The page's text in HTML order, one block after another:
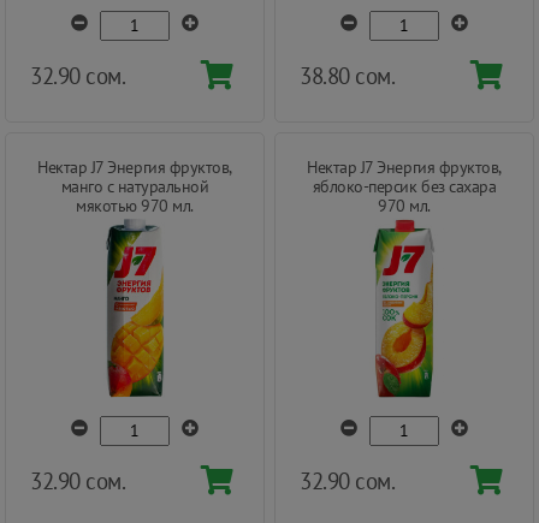
32.90 сом. 38.80 сом.
Нектар J7 Энергия фруктов,
манго с натуральной
мякотью 970 мл.
32.90 сом.
Нектар J7 Энергия фруктов,
яблоко-персик без сахара
970 мл.
32.90 сом.